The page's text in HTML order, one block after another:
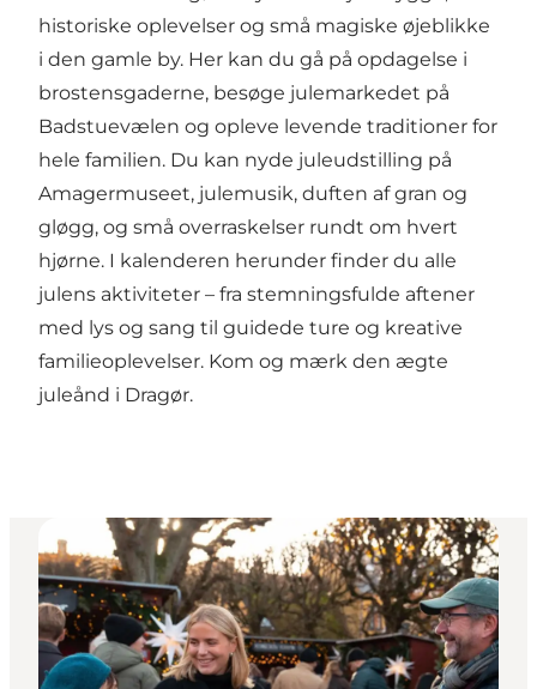
historiske oplevelser og små magiske øjeblikke
i den gamle by. Her kan du gå på opdagelse i
brostensgaderne, besøge julemarkedet på
Badstuevælen og opleve levende traditioner for
hele familien. Du kan nyde juleudstilling på
Amagermuseet, julemusik, duften af gran og
gløgg, og små overraskelser rundt om hvert
hjørne. I kalenderen herunder finder du alle
julens aktiviteter – fra stemningsfulde aftener
med lys og sang til guidede ture og kreative
familieoplevelser. Kom og mærk den ægte
juleånd i Dragør.